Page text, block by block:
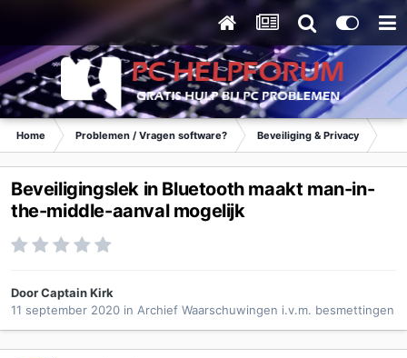
Home Problemen / Vragen software? Beveiliging & Privacy
Beveiligingslek in Bluetooth maakt man-in-
the-middle-aanval mogelijk
DoorCaptain Kirk
11 september 2020 in Archief Waarschuwingen i.v.m. besmettingen